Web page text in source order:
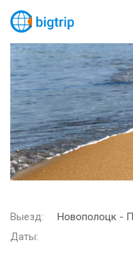
Выезд:
Новополоцк -
Даты: